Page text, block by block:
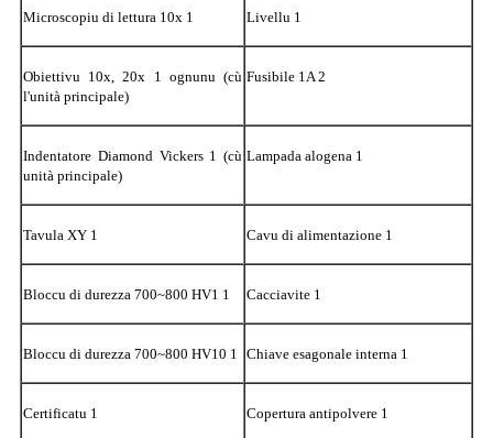
Microscopiu di lettura 10x 1 Livellu 1
Obiettivu 10x, 20x 1 ognunu (cù
l'unità principale)
Fusibile 1A 2
Indentatore Diamond Vickers 1 (cù
unità principale)
Lampada alogena 1
Tavula XY 1 Cavu di alimentazione 1
Bloccu di durezza 700~800 HV1 1 Cacciavite 1
Bloccu di durezza 700~800 HV10 1 Chiave esagonale interna 1
Certificatu 1 Copertura antipolvere 1